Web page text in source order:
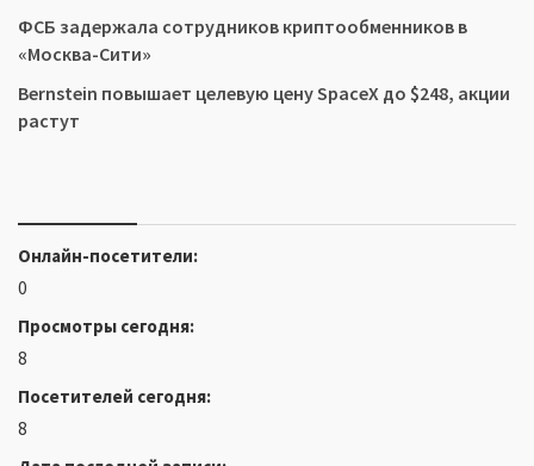
ФСБ задержала сотрудников криптообменников в
«Москва-Сити»
Bernstein повышает целевую цену SpaceX до $248, акции
растут
Онлайн-посетители:
0
Просмотры сегодня:
8
Посетителей сегодня:
8